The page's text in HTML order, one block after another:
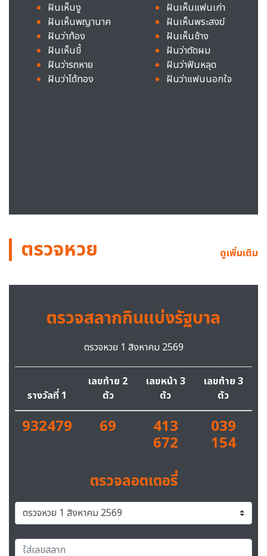
ฝันเห็นงู
ฝันเห็นพญานาค
ฝันว่าท้อง
ฝันเห็นขี้
ฝันว่ารถหาย
ฝันว่าได้ทอง
ฝันเห็นแฟนเก่า
ฝันเห็นพระสงฆ์
ฝันเห็นช้าง
ฝันว่าตัดผม
ฝันว่าฟันหลุด
ฝันว่าแฟนนอกใจ
ตรวจหวย ดูเพิ่มเติม
ตรวจสลากกินแบ่งรัฐบาล
ตรวจหวย 1 สิงหาคม 2569
รางวัลที่ 1
เลขท้าย 2
ตัว
เลขหน้า 3
ตัว
เลขท้าย 3
ตัว
932479 69 413
672
039
154
ตรวจลอตเตอรี่